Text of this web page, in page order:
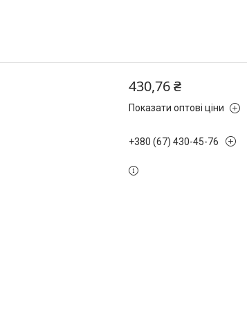
430,76 ₴
Показати оптові ціни
+380 (67) 430-45-76